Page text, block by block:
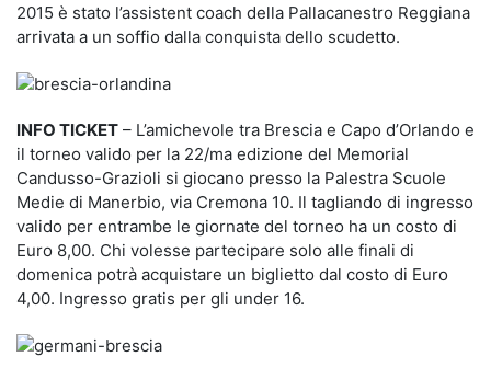
2015 è stato l’assistent coach della Pallacanestro Reggiana
arrivata a un soffio dalla conquista dello scudetto.
INFO TICKET – L’amichevole tra Brescia e Capo d’Orlando e
il torneo valido per la 22/ma edizione del Memorial
Candusso-Grazioli si giocano presso la Palestra Scuole
Medie di Manerbio, via Cremona 10. Il tagliando di ingresso
valido per entrambe le giornate del torneo ha un costo di
Euro 8,00. Chi volesse partecipare solo alle finali di
domenica potrà acquistare un biglietto dal costo di Euro
4,00. Ingresso gratis per gli under 16.